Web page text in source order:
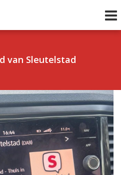
van Sleutelstad
1 van 0 Volgend uur